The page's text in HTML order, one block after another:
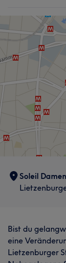
Soleil
Bist du
eine
Lietzenburger